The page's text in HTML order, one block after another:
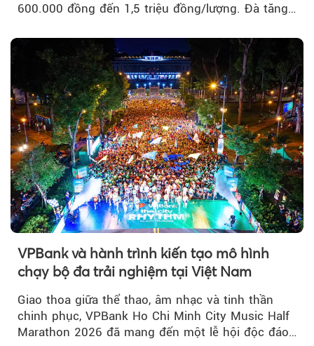
600.000 đồng đến 1,5 triệu đồng/lượng. Đà tăng
vàng thế giới bứt phá lên mức cao nhất trong
một tháng.
VPBank và hành trình kiến tạo mô hình
chạy bộ đa trải nghiệm tại Việt Nam
Giao thoa giữa thể thao, âm nhạc và tinh thần
chinh phục, VPBank Ho Chi Minh City Music Half
Marathon 2026 đã mang đến một lễ hội độc đáo